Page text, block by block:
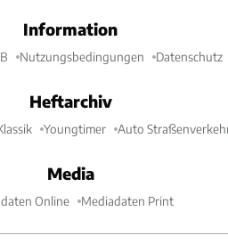
Information
Nutzungsbedingungen Datenschutz
Heftarchiv
Youngtimer Auto
Media
Online Mediadaten Print